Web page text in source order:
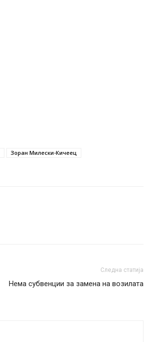
Зоран Милески-Кичеец
Следна статија
Нема субвенции за замена на возилата